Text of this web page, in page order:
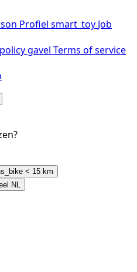
Profiel smart_toy Job
gavel Terms of service
< 15 km
NL